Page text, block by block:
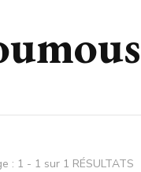
: 1 - 1 sur 1 RÉSULTATS